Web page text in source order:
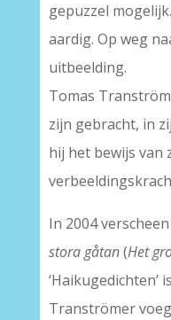
gepuzzel
aardig. Op weg
uitbeelding.
Tomas
zijn gebracht, in
hij het bewijs van
In 2004
stora gåtan(Het
‘Haikugedichten’
Tranströmer